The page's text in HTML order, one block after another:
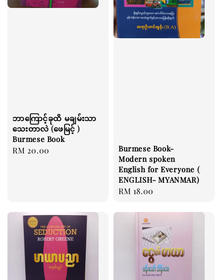
ဘာကြောင့်ခုထိ မချမ်းသာ
သေးတာလဲ (ဖေမြင့် )
Burmese Book
Regular
RM 20.00
Burmese Book-
Modern spoken
English for Everyone (
ENGLISH- MYANMAR)
Regular
RM 18.00